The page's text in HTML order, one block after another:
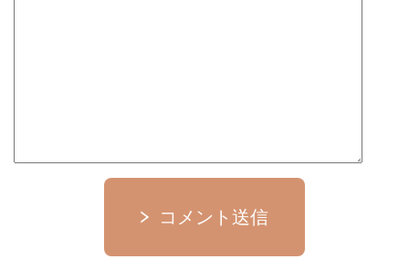
コメント送信